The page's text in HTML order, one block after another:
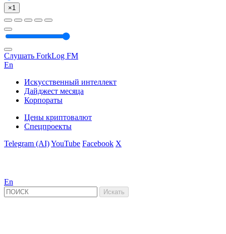
×1
Слушать ForkLog FM
En
Искусственный интеллект
Дайджест месяца
Корпораты
Цены криптовалют
Спецпроекты
Telegram (AI)YouTube Facebook X
En